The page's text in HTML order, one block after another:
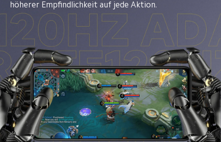
höherer Empfindlichkeit auf jede Aktion.